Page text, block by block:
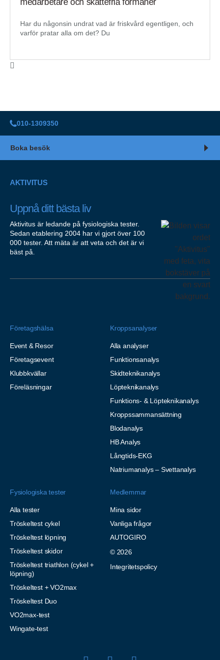
Har du någonsin undrat vad är friskvård egentligen, och
varför pratar alla om det? Du
010-1309350
Boka besök
AKTIVITUS
Uppnå ditt bästa liv
Aktivitus är ledande på fysiologiska tester.
Sedan etablering 2004 har vi gjort över 100
000 tester. Att mäta är att veta och det är vi
bäst på.
Företagshälsa
Event & Resor
Företagsevent
Klubbkvällar
Föreläsningar
Kroppsanalyser
Alla analyser
Funktionsanalys
Skidteknikanalys
Löpteknikanalys
Funktions- & Löpteknikanalys
Kroppssammansättning
Blodanalys
HB Analys
Långtids-EKG
Natriumanalys – Svettanalys
Fysiologiska tester
Alla tester
Tröskeltest cykel
Tröskeltest löpning
Tröskeltest skidor
Tröskeltest triathlon (cykel +
löpning)
Tröskeltest + VO2max
Tröskeltest Duo
VO2max-test
Wingate-test
Medlemmar
Mina sidor
Vanliga frågor
AUTOGIRO
© 2026
Integritetspolicy